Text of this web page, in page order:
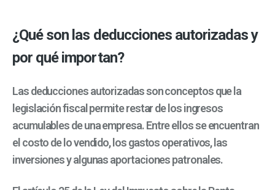
¿Qué son las deducciones autorizadas y
por qué importan?
Las deducciones autorizadas son conceptos que la
legislación fiscal permite restar de los ingresos
acumulables de una empresa. Entre ellos se encuentran
el costo de lo vendido, los gastos operativos, las
inversiones y algunas aportaciones patronales.